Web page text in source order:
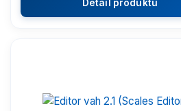
Detail produktu